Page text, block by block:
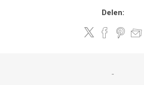
Delen:
-